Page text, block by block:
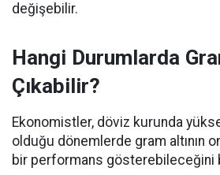
değişebilir.
Hangi Durumlarda
Çıkabilir?
Ekonomistler, döviz kurunda
olduğu dönemlerde gram altının
bir performans gösterebileceğini